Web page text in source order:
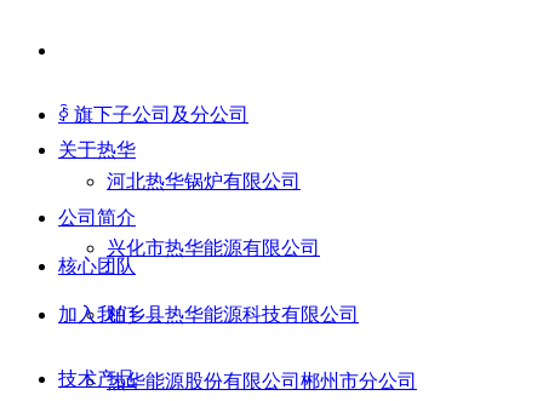
ꀅ 旗下子公司及分公司
河北热华锅炉有限公司
兴化市热华能源有限公司
柏乡县热华能源科技有限公司
热华能源股份有限公司郴州市分公司
关于热华
公司简介
核心团队
加入我们
技术产品